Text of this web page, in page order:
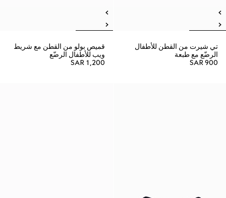
تي شيرت من القطن للأطفال
الرضّع مع طبعة
SAR 900
قميص بولو من القطن مع شريط
ويب للأطفال الرضّع
SAR 1,200